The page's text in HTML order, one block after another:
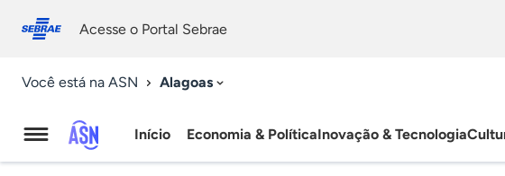
conosco
Acesse o Portal Sebrae
Você está na ASN Alagoas
Agência
Início Economia & PolíticaInovação & Tecnologia